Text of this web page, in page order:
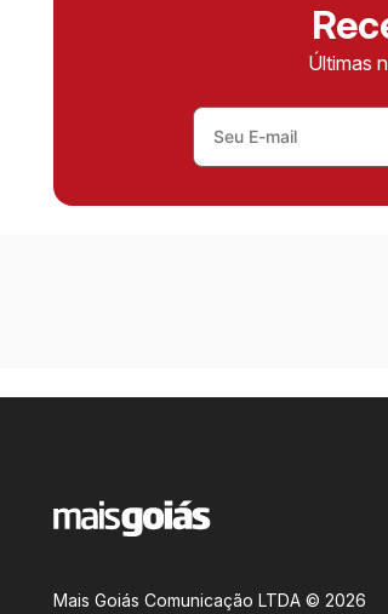
Últimas
Mais Goiás Comunicação LTDA © 2026